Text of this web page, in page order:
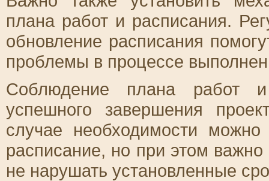
плана работ и расписания.
обновление расписания
проблемы в процессе
Соблюдение плана работ и
успешного завершения
случае необходимости
расписание, но при этом
не нарушать установленные